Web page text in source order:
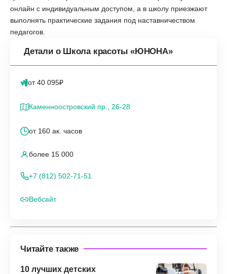
онлайн с индивидуальным доступом, а в школу приезжают
выполнять практические задания под наставничеством
педагогов.
Детали о Школа красоты «ЮНОНА»
от 40 095₽
Каменноостровский пр., 26-28
от 160 ак. часов
более 15 000
+7 (812) 502-71-51
Вебсайт
Читайте также
10 лучших детских